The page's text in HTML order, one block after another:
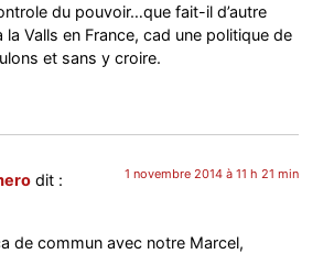
du pouvoir…que fait-il d’autre
la Valls en France, cad une politique de
et sans y croire.
dit : 1 novembre 2014 à 11 h 21 min
de commun avec notre Marcel,